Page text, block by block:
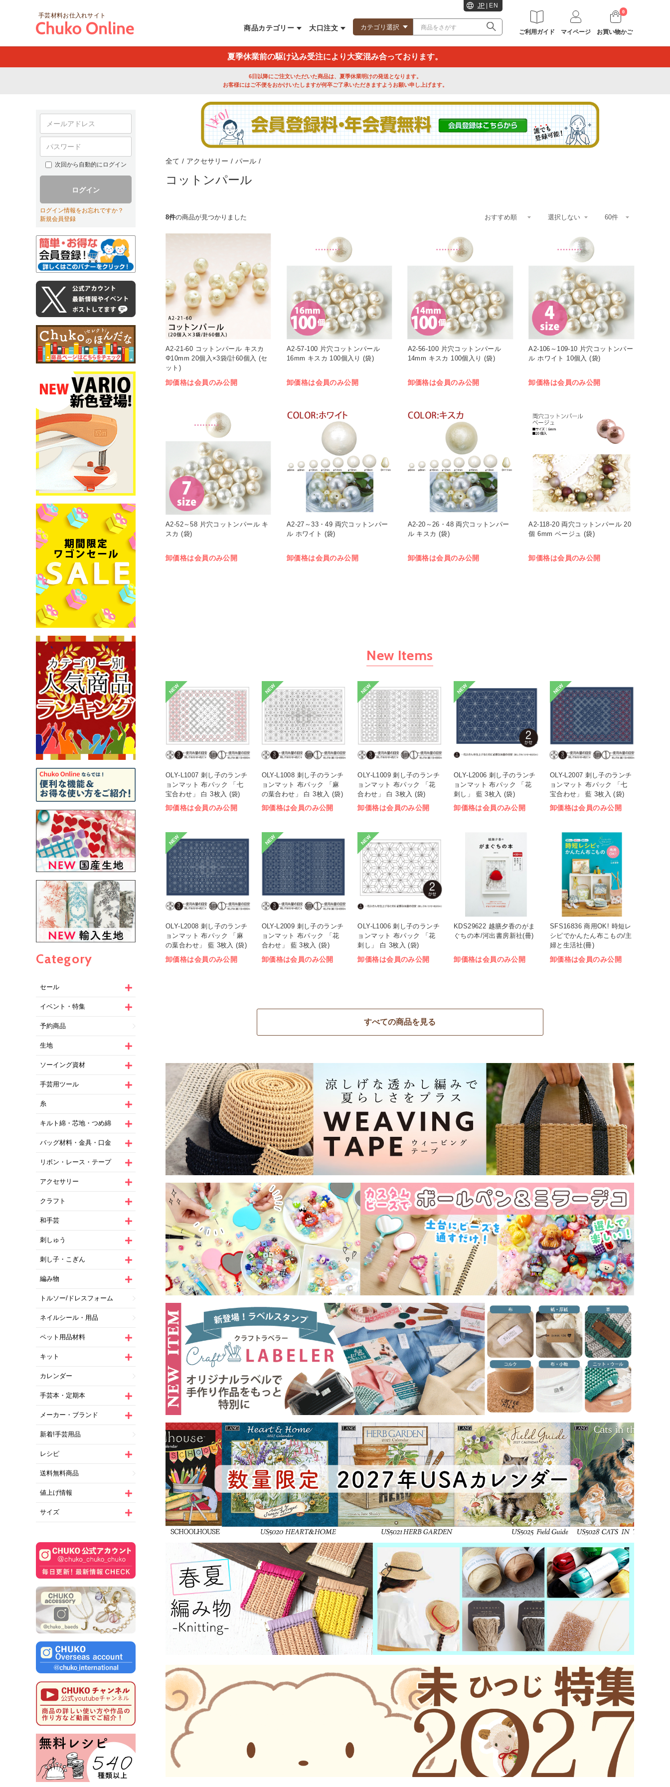
手芸材料お仕入れサイト
商品カテゴリー 大口注文
JP EN
ご利用ガイド マイページ
0
お買い物かご
夏季休業前の駆け込み受注により大変混み合っております。
6日以降にご注文いただいた商品は、夏季休業明けの発送となります。
お客様にはご不便をおかけいたしますが何卒ご了承いただきますようお願い申し上げます。
次回から自動的にログイン
ログイン
ログイン情報をお忘れですか？
新規会員登録
Category
セール
イベント・特集
予約商品
生地
ソーイング資材
手芸用ツール
糸
キルト綿・芯地・つめ綿
バッグ材料・金具・口金
リボン・レース・テープ
アクセサリー
クラフト
和手芸
刺しゅう
刺し子・こぎん
編み物
トルソー/ドレスフォーム
ネイルシール・用品
ペット用品材料
キット
カレンダー
手芸本・定期本
メーカー・ブランド
新着!手芸用品
レシピ
送料無料商品
値上げ情報
サイズ
全て / アクセサリー / パール /
コットンパール
8件の商品が見つかりました
A2-21-60 コットンパール キスカ
Φ10mm 20個入×3袋/計60個入 (セ
ット)
卸価格は会員のみ公開
A2-57-100 片穴コットンパール
16mm キスカ 100個入り (袋)
卸価格は会員のみ公開
A2-56-100 片穴コットンパール
14mm キスカ 100個入り (袋)
卸価格は会員のみ公開
A2-106～109-10 片穴コットンパー
ル ホワイト 10個入 (袋)
卸価格は会員のみ公開
A2-52～58 片穴コットンパール キ
スカ (袋)
卸価格は会員のみ公開
A2-27～33・49 両穴コットンパー
ル ホワイト (袋)
卸価格は会員のみ公開
A2-20～26・48 両穴コットンパー
ル キスカ (袋)
卸価格は会員のみ公開
A2-118-20 両穴コットンパール 20
個 6mm ベージュ (袋)
卸価格は会員のみ公開
New Items
NEW
OLY-L1007 刺し子のランチ
ョンマット 布パック 「七
宝合わせ」 白 3枚入 (袋)
卸価格は会員のみ公開
NEW
OLY-L1008 刺し子のランチ
ョンマット 布パック 「麻
の葉合わせ」 白 3枚入 (袋)
卸価格は会員のみ公開
NEW
OLY-L1009 刺し子のランチ
ョンマット 布パック 「花
合わせ」 白 3枚入 (袋)
卸価格は会員のみ公開
NEW
OLY-L2006 刺し子のランチ
ョンマット 布パック 「花
刺し」 藍 3枚入 (袋)
卸価格は会員のみ公開
NEW
OLY-L2007 刺し子のランチ
ョンマット 布パック 「七
宝合わせ」 藍 3枚入 (袋)
卸価格は会員のみ公開
NEW
OLY-L2008 刺し子のランチ
ョンマット 布パック 「麻
の葉合わせ」 藍 3枚入 (袋)
卸価格は会員のみ公開
NEW
OLY-L2009 刺し子のランチ
ョンマット 布パック 「花
合わせ」 藍 3枚入 (袋)
卸価格は会員のみ公開
NEW
OLY-L1006 刺し子のランチ
ョンマット 布パック 「花
刺し」 白 3枚入 (袋)
卸価格は会員のみ公開
KDS29622 越膳夕香のがま
ぐちの本/河出書房新社(冊)
卸価格は会員のみ公開
SFS16836 商用OK! 時短レ
シピでかんたん布こもの/主
婦と生活社(冊)
卸価格は会員のみ公開
すべての商品を見る